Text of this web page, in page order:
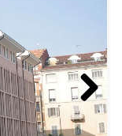
Next